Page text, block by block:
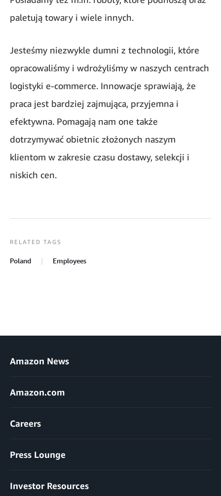
paletują towary i wiele innych.
Jesteśmy niezwykle dumni z technologii, które
opracowaliśmy i wdrożyliśmy w naszych centrach
logistyki e-commerce. Innowacje sprawiają, że
praca jest bardziej zajmująca, przyjemna i
efektywna. Pomagają nam one także
dotrzymywać obietnic złożonych naszym
klientom w zakresie czasu dostawy, selekcji i
niskich cen.
RELATED TAGS
Poland Employees
Amazon News
Amazon.com
Careers
Press Lounge
Investor Resources